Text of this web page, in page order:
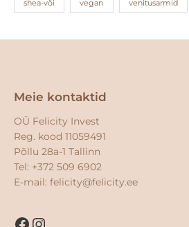
shea-või vegan venitusarmid
Meie kontaktid
OÜ Felicity Invest
Reg. kood 11059491
Põllu 28a-1 Tallinn
Tel: +372 509 6902
E-mail: felicity@felicity.ee
Facebook
Instagram